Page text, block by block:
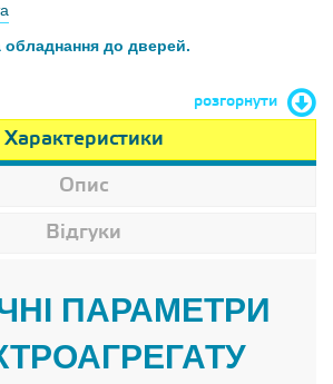
до дверей.
розгорнути
Характеристики
Опис
Відгуки
ПАРАМЕТРИ